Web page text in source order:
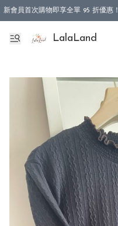
新會員首次購物即享全單 95 折優惠！
特選會員可享全單低至 9 折優惠！
LalaLand